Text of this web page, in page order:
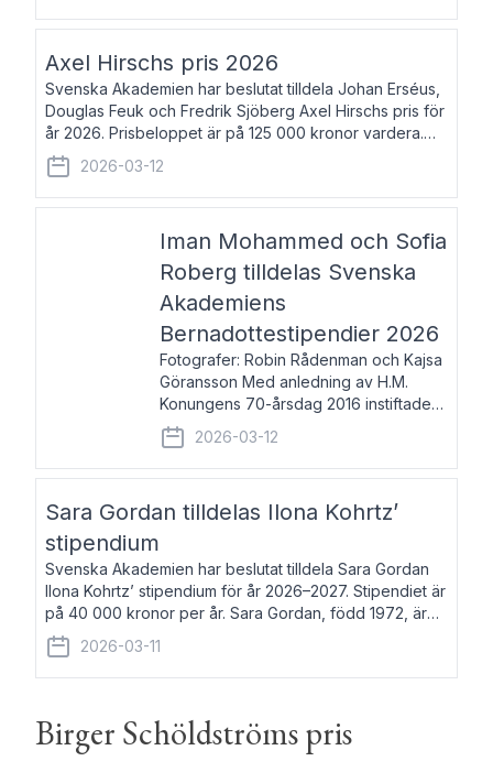
Axel Hirschs pris 2026
Svenska Akademien har beslutat tilldela Johan Erséus,
Douglas Feuk och Fredrik Sjöberg Axel Hirschs pris för
år 2026. Prisbeloppet är på 125 000 kronor vardera.
Johan Erséus, född 1959, är fackboksförfattare och
journalist med mångårigt för
2026-03-12
Iman Mohammed och Sofia
Roberg tilldelas Svenska
Akademiens
Bernadottestipendier 2026
Fotografer: Robin Rådenman och Kajsa
Göransson Med anledning av H.M.
Konungens 70-årsdag 2016 instiftade
fem av de kungliga akademierna det så
kallade Bernadotteprogrammet med
syfte att genom stipendier erbjuda stöd
2026-03-12
Sara Gordan tilldelas Ilona Kohrtz’
stipendium
Svenska Akademien har beslutat tilldela Sara Gordan
Ilona Kohrtz’ stipendium för år 2026–2027. Stipendiet är
på 40 000 kronor per år. Sara Gordan, född 1972, är
författare och översättare. Hon debuterade 2006 med
det prosalyriska verket En
2026-03-11
Birger Schöldströms pris